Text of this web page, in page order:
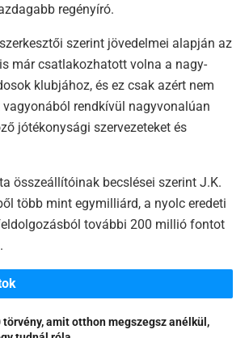
regényíró.
szerint jövedelmei alapján az
már csatlakozhatott volna a nagy-
klubjához, és ez csak azért nem
rendkívül nagyvonalúan
jótékonysági szervezeteket és
összeállítóinak becslései szerint J.K.
több mint egymilliárd, a nyolc eredeti
további 200 millió fontot
törvény, amit otthon megszegsz anélkül,